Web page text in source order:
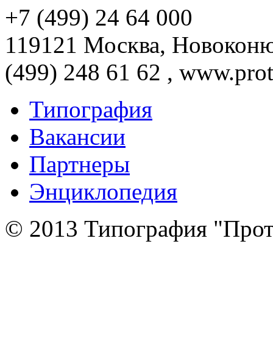
+7 (499) 24 64 000
119121 Москва,
(499) 248 61 62 ,
Типография
Вакансии
Партнеры
Энциклопедия
© 2013 Типография